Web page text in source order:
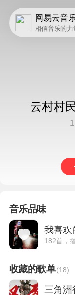
网易云音
相信音乐的力
云村村
1
音乐品味
我喜欢
182首，
收藏的歌单(18)
三角洲